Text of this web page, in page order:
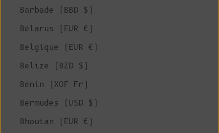
Barbade (BBD $)
Bélarus (EUR €)
Belgique (EUR €)
Belize (BZD $)
Bénin (XOF Fr)
Bermudes (USD $)
Bhoutan (EUR €)